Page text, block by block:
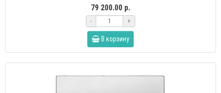
79 200.00 р.
- +
В корзину